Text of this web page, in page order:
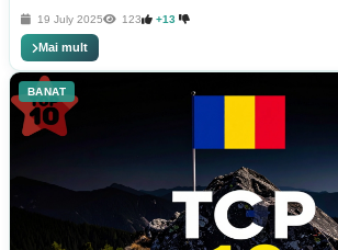
19 July 2025 123 +13
Mai mult
BANAT